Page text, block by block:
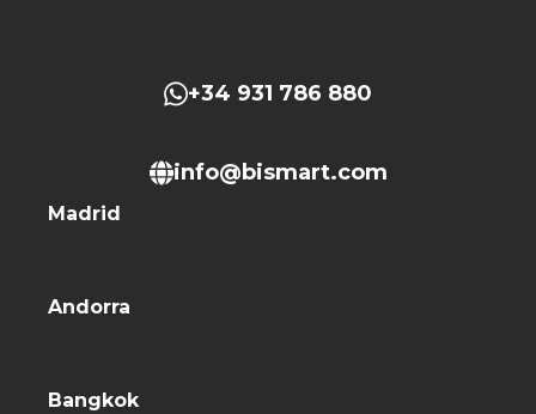
+34 931 786 880
info@bismart.com
Madrid
Andorra
Bangkok